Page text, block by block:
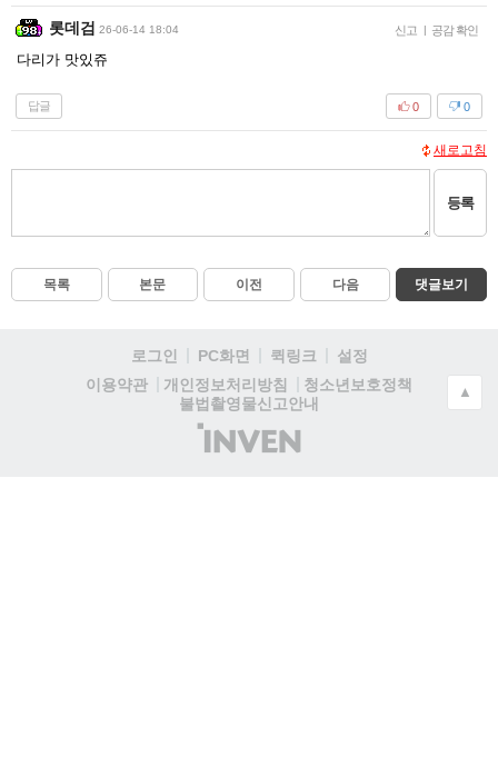
롯데검 26-06-14 18:04 신고 | 공감 확인
다리가 맛있쥬
답글 0
0
새로고침
등록
목록 본문 이전 다음 댓글보기
로그인 PC화면 퀵링크
설정
이용약관
개인정보처리방침
청소년보호정책
불법촬영물신고안내
(주)
인
▲